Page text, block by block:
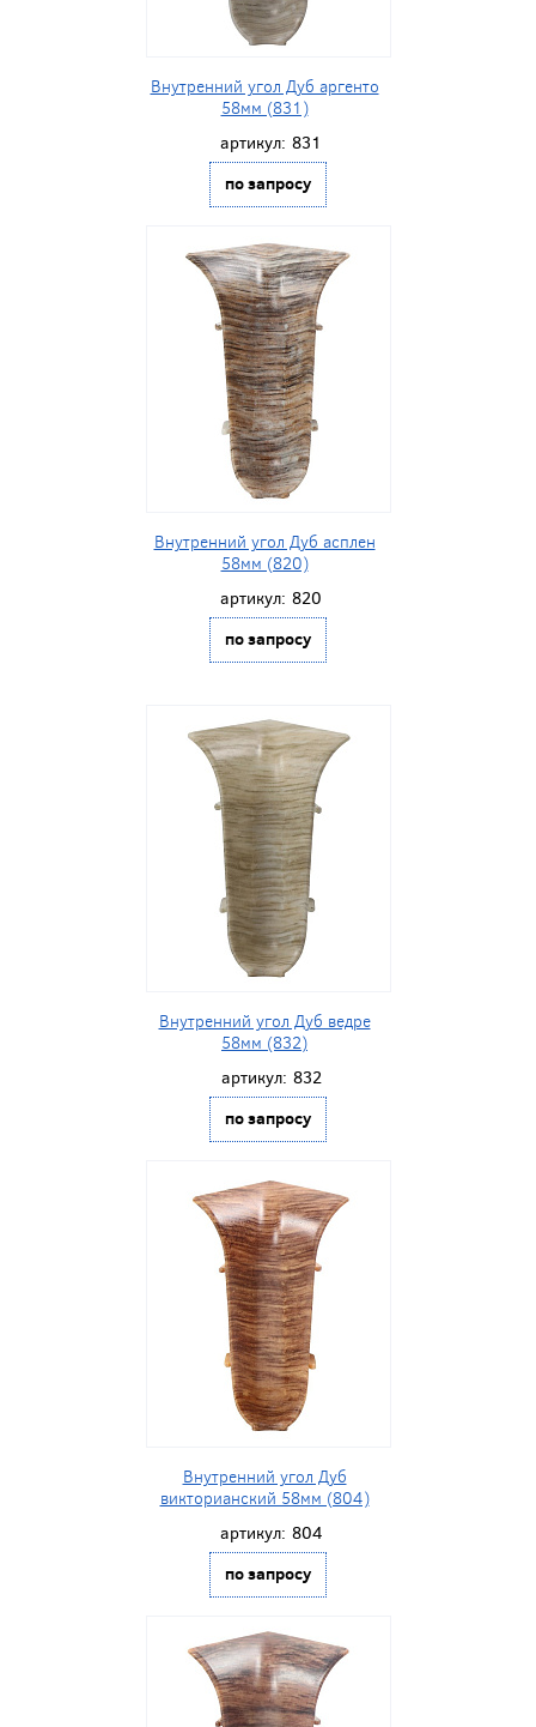
Внутренний угол Дуб аргенто
58мм (831)
артикул: 831
по запросу
Внутренний угол Дуб асплен
58мм (820)
артикул: 820
по запросу
Внутренний угол Дуб ведре
58мм (832)
артикул: 832
по запросу
Внутренний угол Дуб
викторианский 58мм (804)
артикул: 804
по запросу